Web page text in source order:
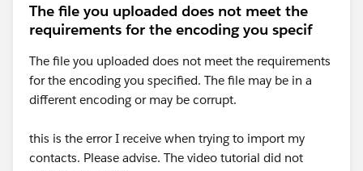
The file you uploaded does not meet the
requirements for the encoding you specif
The file you uploaded does not meet the requirements
for the encoding you specified. The file may be in a
different encoding or may be corrupt.
this is the error I receive when trying to import my
contacts. Please advise. The video tutorial did not